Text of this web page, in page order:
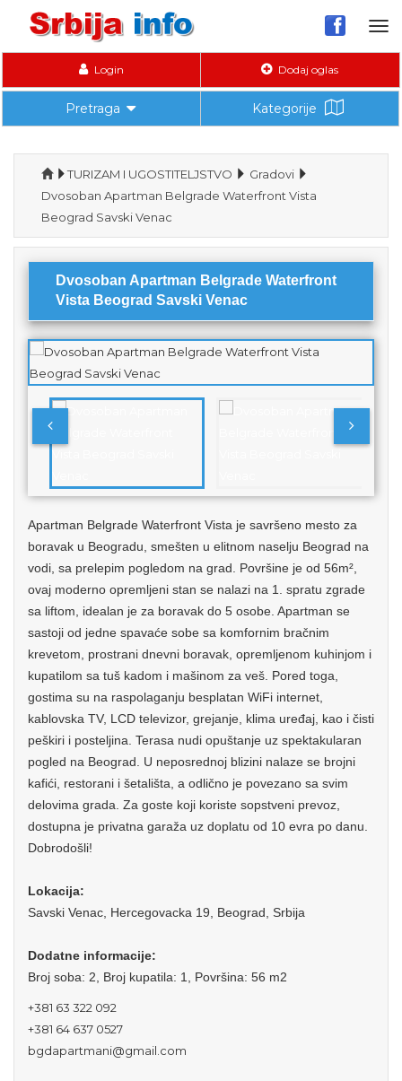
Login Dodaj oglas
Pretraga Kategorije
TURIZAM I UGOSTITELJSTVO
Gradovi
Dvosoban Apartman Belgrade Waterfront Vista
Beograd Savski Venac
Dvosoban Apartman Belgrade Waterfront
Vista Beograd Savski Venac
Apartman Belgrade Waterfront Vista je savršeno mesto za
boravak u Beogradu, smešten u elitnom naselju Beograd na
vodi, sa prelepim pogledom na grad. Površine je od 56m²,
ovaj moderno opremljeni stan se nalazi na 1. spratu zgrade
sa liftom, idealan je za boravak do 5 osobe. Apartman se
sastoji od jedne spavaće sobe sa komfornim bračnim
krevetom, prostrani dnevni boravak, opremljenom kuhinjom i
kupatilom sa tuš kadom i mašinom za veš. Pored toga,
gostima su na raspolaganju besplatan WiFi internet,
kablovska TV, LCD televizor, grejanje, klima uređaj, kao i čisti
peškiri i posteljina. Terasa nudi opuštanje uz spektakularan
pogled na Beograd. U neposrednoj blizini nalaze se brojni
kafići, restorani i šetališta, a odlično je povezano sa svim
delovima grada. Za goste koji koriste sopstveni prevoz,
dostupna je privatna garaža uz doplatu od 10 evra po danu.
Dobrodošli!
Lokacija:
Savski Venac, Hercegovacka 19, Beograd, Srbija
Dodatne informacije:
Broj soba: 2, Broj kupatila: 1, Površina: 56 m2
+381 63 322 092
+381 64 637 0527
bgdapartmani@gmail.com